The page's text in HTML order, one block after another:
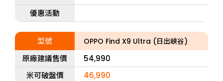
優惠活動
型號 OPPO Find X9 Ultra (日出峽谷)
原廠建議售價
54,990
米可破盤價
46,990